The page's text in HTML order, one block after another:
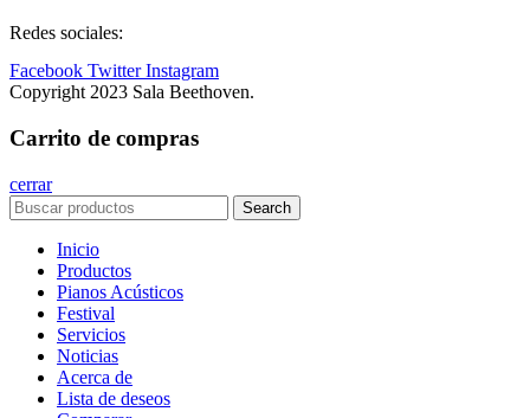
Redes sociales:
Facebook Twitter Instagram
Copyright 2023 Sala Beethoven.
Carrito de compras
cerrar
Search
Inicio
Productos
Pianos Acústicos
Festival
Servicios
Noticias
Acerca de
Lista de deseos